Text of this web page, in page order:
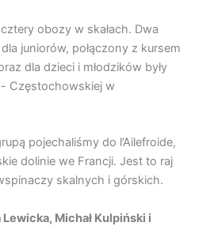
obozy w skałach. Dwa
juniorów, połączony z kursem
dla dzieci i młodzików były
Częstochowskiej w
pojechaliśmy do l’Ailefroide,
dolinie we Francji. Jest to raj
skalnych i górskich.
Lewicka, Michał Kulpiński i